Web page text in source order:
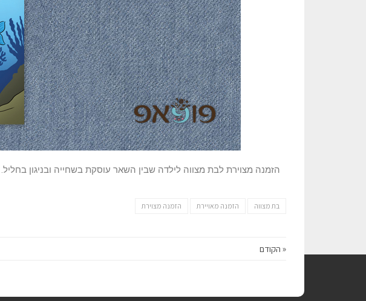
הזמנה מצוירת לבת מצווה לילדה שבין השאר עוסקת בשחייה ובניגון בחליל.
בת מצווה הזמנה מאויירת הזמנה מצוירת
« הקודם